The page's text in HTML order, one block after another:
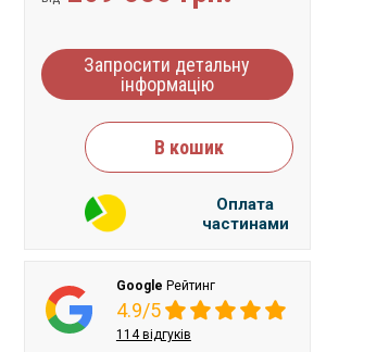
Запросити детальну
інформацію
В кошик
Оплата
частинами
Google Рейтинг
4.9/5
114 відгуків